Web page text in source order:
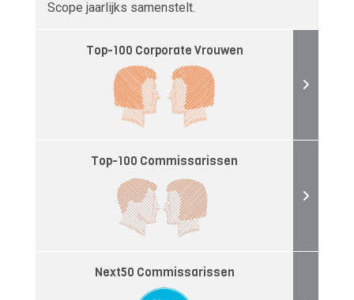
Scope jaarlijks samenstelt.
Top-100 Corporate Vrouwen
Top-100 Commissarissen
Next50 Commissarissen